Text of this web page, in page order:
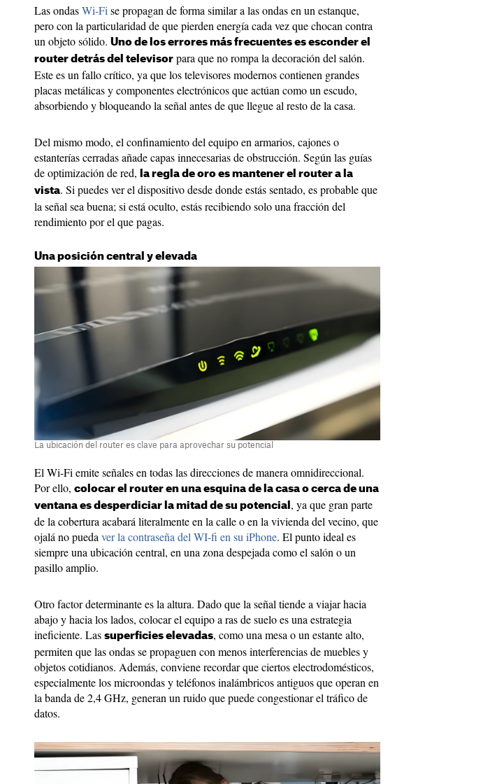
Las ondasWi-Fi se propagan de forma similar a las ondas en un estanque,
pero con la particularidad de que pierden energía cada vez que chocan contra
un objeto sólido. Uno de los errores más frecuentes es esconder el
router detrás del televisor para que no rompa la decoración del salón.
Este es un fallo crítico, ya que los televisores modernos contienen grandes
placas metálicas y componentes electrónicos que actúan como un escudo,
absorbiendo y bloqueando la señal antes de que llegue al resto de la casa.
Del mismo modo, el confinamiento del equipo en armarios, cajones o
estanterías cerradas añade capas innecesarias de obstrucción. Según las guías
de optimización de red,
la regla de oro es mantener el router a la
vista. Si puedes ver el dispositivo desde donde estás sentado, es probable que
la señal sea buena; si está oculto, estás recibiendo solo una fracción del
rendimiento por el que pagas.
Una posición central y elevada
La ubicación del router es clave para aprovechar su potencial
El Wi-Fi emite señales en todas las direcciones de manera omnidireccional.
Por ello, colocar el router en una esquina de la casa o cerca de una
ventana es desperdiciar la mitad de su potencial , ya que gran parte
de la cobertura acabará literalmente en la calle o en la vivienda del vecino, que
ojalá no pueda ver la contraseña del WI-fi en su iPhone. El punto ideal es
siempre una ubicación central, en una zona despejada como el salón o un
pasillo amplio.
Otro factor determinante es la altura. Dado que la señal tiende a viajar hacia
abajo y hacia los lados, colocar el equipo a ras de suelo es una estrategia
ineficiente. Las superficies elevadas, como una mesa o un estante alto,
permiten que las ondas se propaguen con menos interferencias de muebles y
objetos cotidianos. Además, conviene recordar que ciertos electrodomésticos,
especialmente los microondas y teléfonos inalámbricos antiguos que operan en
la banda de 2,4 GHz, generan un ruido que puede congestionar el tráfico de
datos.